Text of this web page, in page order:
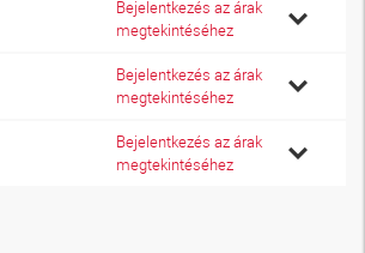
Bejelentkezés az árak
megtekintéséhez
Bejelentkezés az árak
megtekintéséhez
Bejelentkezés az árak
megtekintéséhez